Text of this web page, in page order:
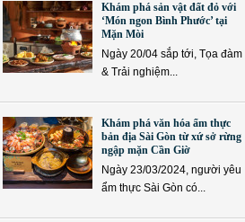
Khám phá sản vật đất đỏ với
‘Món ngon Bình Phước’ tại
Mặn Mòi
Ngày 20/04 sắp tới, Tọa đàm
& Trải nghiệm...
Khám phá văn hóa ẩm thực
bản địa Sài Gòn từ xứ sở rừng
ngập mặn Cần Giờ
Ngày 23/03/2024, người yêu
ẩm thực Sài Gòn có...